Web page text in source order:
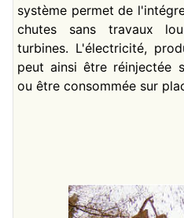
système permet de
chutes sans travaux
turbines. L'électricité,
peut ainsi être réinjectée
ou être consommée sur